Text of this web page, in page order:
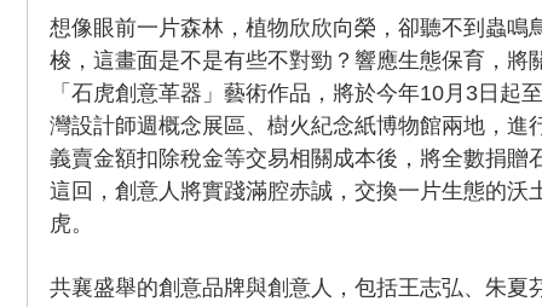
想像眼前一片森林，植物欣欣向榮，卻聽不到蟲鳴
梭，這畫面是不是有些不對勁？響應生態保育，將
「石虎創意革器」藝術作品，將於今年10月3日起
灣設計師週概念展區、樹火紀念紙博物館兩地，進
義賣金額扣除稅金等交易相關成本後，將全數捐贈
這回，創意人將實踐滿腔赤誠，交換一片生態的沃
虎。
共襄盛舉的創意品牌與創意人，包括王志弘、朱夏